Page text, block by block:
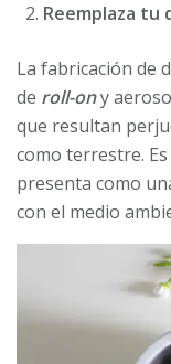
Reemplaza tu
La fabricación de
de roll-ony
que resultan
como terrestre.
presenta como
con el medio